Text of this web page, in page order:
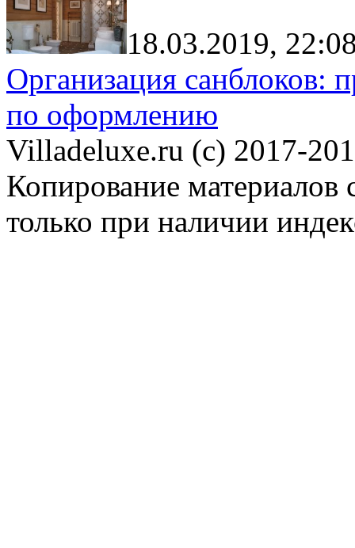
18.03.2019,
Организация санблоков:
по оформлению
Villadeluxe.ru (c) 2017-
Копирование материалов
только при наличии